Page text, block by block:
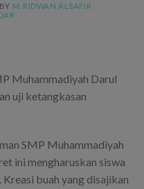
BY M. RIDWAN ALSAFIR
Muhammadiyah Darul
uji ketangkasan
SMP Muhammadiyah
ini mengharuskan siswa
buah yang disajikan